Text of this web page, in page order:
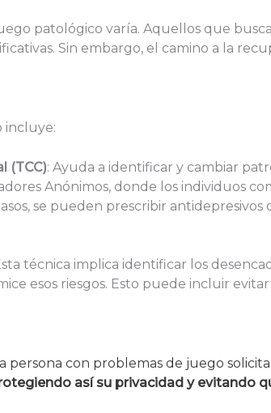
patológico varía. Aquellos que
Sin embargo, el camino a la
incluye:
(TCC): Ayuda a identificar y cambiar
Anónimos, donde los individuos
se pueden prescribir
técnica implica identificar los
esos riesgos. Esto puede incluir
con problemas de juego
así su privacidad y evitando